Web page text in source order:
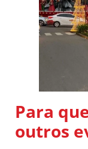
Para
outros